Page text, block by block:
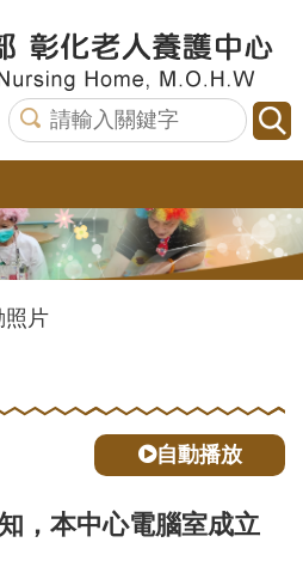
照片
自動播放
，本中心電腦室成立